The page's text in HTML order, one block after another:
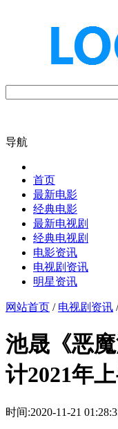
导航
首页
最新电影
经典电影
最新电视剧
经典电视剧
电影资讯
电视剧资讯
明星资讯
网站首页 / 电视剧资讯
池晟《恶
计2021年
时间:2020-11-21